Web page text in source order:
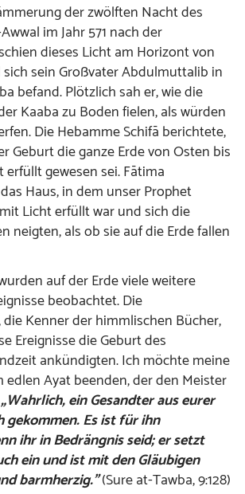
der zwölften Nacht des
im Jahr 571 nach der
dieses Licht am Horizont von
sein Großvater Abdulmuttalib in
befand. Plötzlich sah er, wie die
Kaaba zu Boden fielen, als würden
Die Hebamme Schifā berichtete,
Geburt die ganze Erde von Osten bis
gewesen sei. Fātima
Haus, in dem unser Prophet
Licht erfüllt war und sich die
neigten, als ob sie auf die Erde fallen
auf der Erde viele weitere
beobachtet. Die
Kenner der himmlischen Bücher,
Ereignisse die Geburt des
ankündigten. Ich möchte meine
Ayat beenden, der den Meister
„Wahrlich, ein Gesandter aus eurer
gekommen. Es ist für ihn
ihr in Bedrängnis seid; er setzt
ein und ist mit den Gläubigen
barmherzig.”(Sure at-Tawba, 9:128)